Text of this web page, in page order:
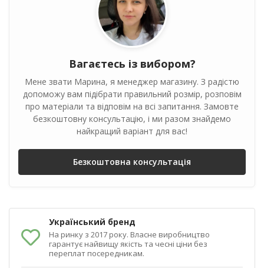
Вагаєтесь із вибором?
Мене звати Марина, я менеджер магазину. З радістю
допоможу вам підібрати правильний розмір, розповім
про матеріали та відповім на всі запитання. Замовте
безкоштовну консультацію, і ми разом знайдемо
найкращий варіант для вас!
Безкоштовна консультація
Український бренд
На ринку з 2017 року. Власне виробництво
гарантує найвищу якість та чесні ціни без
переплат посередникам.